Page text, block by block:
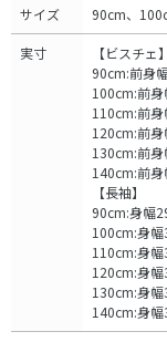
サイズ 90cm、
実寸
【ビスチェ】
90cm:前身
100cm:前
110cm:前
120cm:前
130cm:前身
140cm:前
【長袖】
90cm:身幅
100cm:身
110cm:身
120cm:身
130cm:身
140cm:身